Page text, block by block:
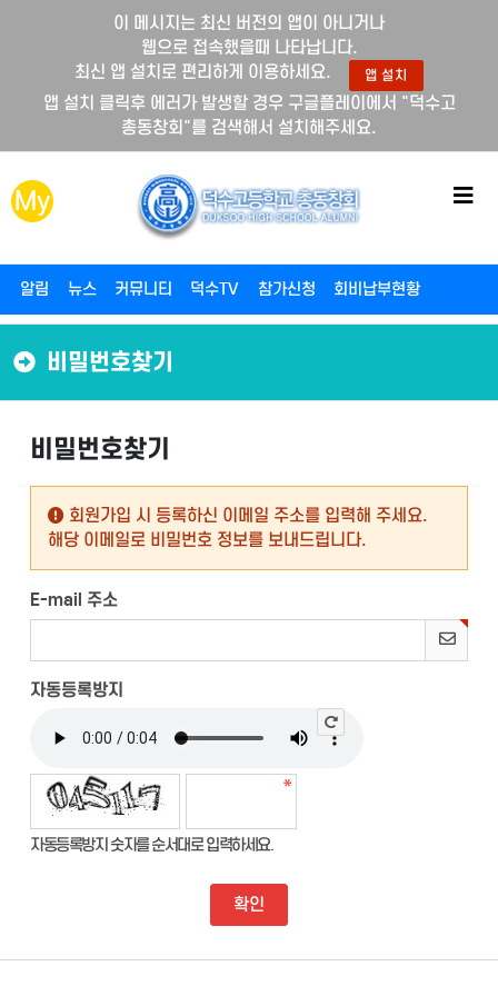
이 메시지는 최신 버전의 앱이 아니거나
웹으로 접속했을때 나타납니다.
최신 앱 설치로 편리하게 이용하세요.
앱 설치
앱 설치 클릭후 에러가 발생할 경우 구글플레이에서 "덕수고
총동창회"를 검색해서 설치해주세요.
My 메
튼
알림 뉴스 커뮤니티 덕수TV 참가신청 회비납부현황
비밀번호찾기
비밀번호찾기
회원가입 시 등록하신 이메일 주소를 입력해 주세요.
해당 이메일로 비밀번호 정보를 보내드립니다.
E-mail 주소
자동등록방지
자동등록방지 숫자를 순서대로 입력하세요.